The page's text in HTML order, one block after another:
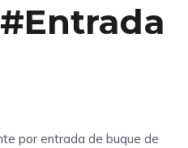
#Entrada